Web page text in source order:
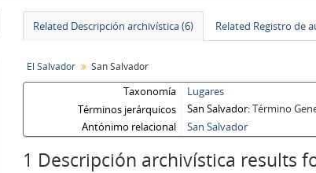
Related Descripción archivística (6) Related Registro de
El Salvador San Salvador
Taxonomía
Lugares
Términos jerárquicos
San Salvador Término
Antónimo relacional
San Salvador
1 Descripción archivística results